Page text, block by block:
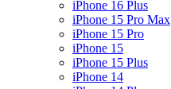
iPhone 16 Plus
iPhone 15 Pro Max
iPhone 15 Pro
iPhone 15
iPhone 15 Plus
iPhone 14